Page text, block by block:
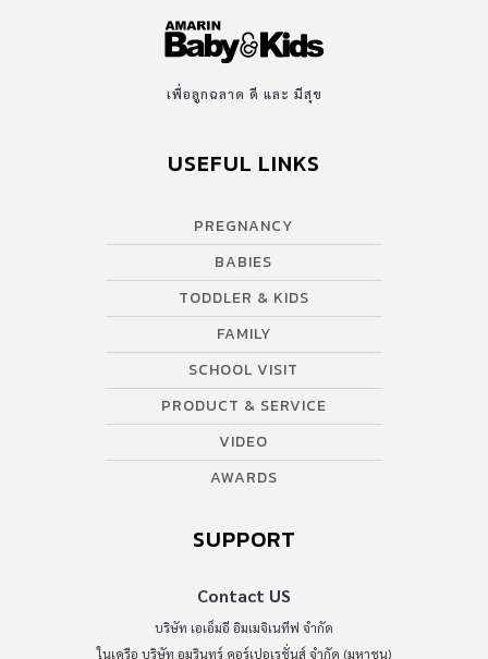
เพื่อลูกฉลาด ดี และ มีสุข
USEFUL LINKS
PREGNANCY
BABIES
TODDLER & KIDS
FAMILY
SCHOOL VISIT
PRODUCT & SERVICE
VIDEO
AWARDS
SUPPORT
Contact US
บริษัท เอเอ็มอี อิมเมจิเนทีฟ จำกัด
ในเครือ บริษัท อมรินทร์ คอร์เปอเรชั่นส์ จำกัด (มหาชน)